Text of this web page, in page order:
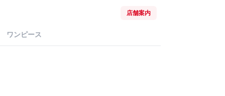
店舗案内
ワンピース